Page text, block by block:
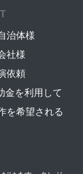
治体様
社様
依頼
金を利用して
を希望される